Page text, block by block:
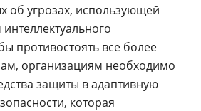
об угрозах, использующей
противостоять все более
организациям необходимо
защиты в адаптивную
которая